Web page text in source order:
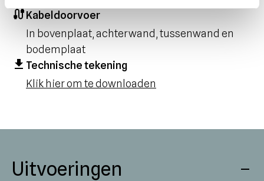
Kabeldoorvoer
In bovenplaat, achterwand, tussenwand en
bodemplaat
Technische tekening
Klik hier om te downloaden
Uitvoeringen